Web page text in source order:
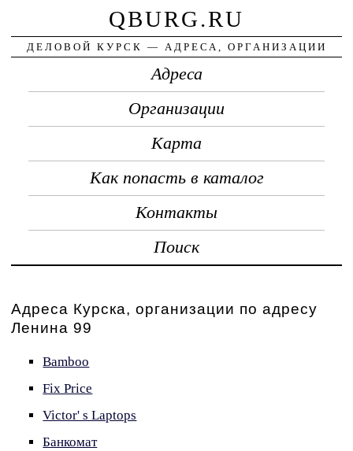
QBURG.RU
ДЕЛОВОЙ КУРСК — АДРЕСА, ОРГАНИЗАЦИИ
Адреса
Организации
Карта
Как попасть в каталог
Контакты
Поиск
Адреса Курска, организации по адресу
Ленина 99
Bamboo
Fix Price
Victor' s Laptops
Банкомат